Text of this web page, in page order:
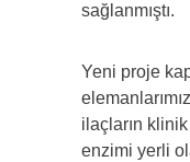
sağlanmıştı.
Yeni proje
ilaçların
enzimi yerli